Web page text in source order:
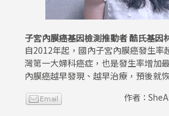
子宮內膜癌基因檢測推動者 酷氏基因
自2012年起，國內子宮內膜癌發生率
灣第一大婦科癌症，也是發生率增加
內膜癌越早發現、越早治療，預後就
作者：